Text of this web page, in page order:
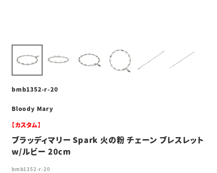
bmb1352-r-20
Bloody Mary
【カスタム】
ブラッディマリー Spark 火の粉 チェーン ブレスレット
w/ルビー 20cm
bmb1352-r-20